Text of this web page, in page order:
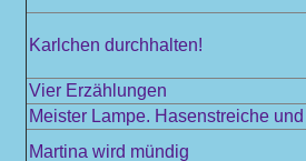
Karlchen durchhalten!
Vier Erzählungen
Meister Lampe. Hasenstreiche
Martina wird mündig